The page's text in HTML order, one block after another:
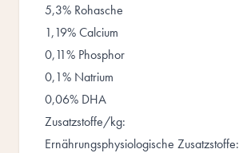
5,3% Rohasche
1,19% Calcium
0,11% Phosphor
0,1% Natrium
0,06% DHA
Zusatzstoffe/kg:
Ernährungsphysiologische Zusatzstoffe: